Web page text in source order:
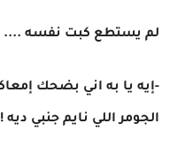
لم يستطع كبت نفسه ....
-إيه يا به اني بضحك
الجومر اللي نايم جنبي ديه